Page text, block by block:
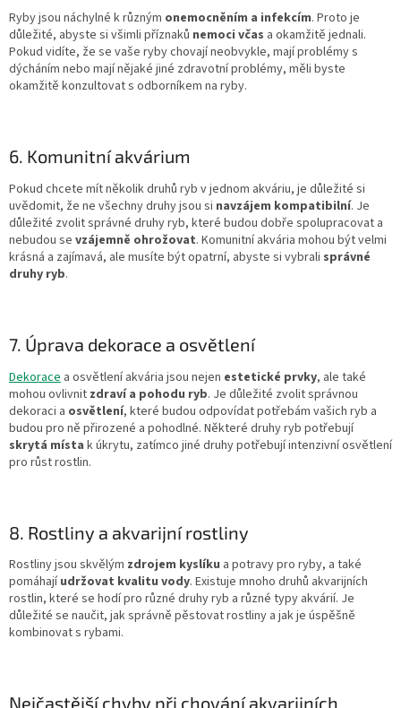
Ryby jsou náchylné k různým onemocněním a infekcím. Proto je
důležité, abyste si všimli příznaků nemoci včas a okamžitě jednali.
Pokud vidíte, že se vaše ryby chovají neobvykle, mají problémy s
dýcháním nebo mají nějaké jiné zdravotní problémy, měli byste
okamžitě konzultovat s odborníkem na ryby.
6. Komunitní akvárium
Pokud chcete mít několik druhů ryb v jednom akváriu, je důležité si
uvědomit, že ne všechny druhy jsou si navzájem kompatibilní. Je
důležité zvolit správné druhy ryb, které budou dobře spolupracovat a
nebudou se vzájemně ohrožovat. Komunitní akvária mohou být velmi
krásná a zajímavá, ale musíte být opatrní, abyste si vybrali správné
druhy ryb.
7. Úprava dekorace a osvětlení
Dekorace a osvětlení akvária jsou nejen estetické prvky, ale také
mohou ovlivnit zdraví a pohodu ryb. Je důležité zvolit správnou
dekoraci a osvětlení, které budou odpovídat potřebám vašich ryb a
budou pro ně přirozené a pohodlné. Některé druhy ryb potřebují
skrytá místa k úkrytu, zatímco jiné druhy potřebují intenzivní osvětlení
pro růst rostlin.
8. Rostliny a akvarijní rostliny
Rostliny jsou skvělým zdrojem kyslíku a potravy pro ryby, a také
pomáhajíudržovat kvalitu vody. Existuje mnoho druhů akvarijních
rostlin, které se hodí pro různé druhy ryb a různé typy akvárií. Je
důležité se naučit, jak správně pěstovat rostliny a jak je úspěšně
kombinovat s rybami.
Nejčastější chyby při chování akvarijních